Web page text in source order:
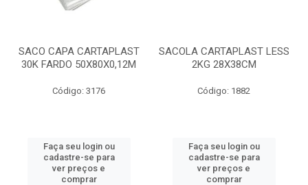
SACO CAPA CARTAPLAST
30K FARDO 50X80X0,12M
Código: 3176
Faça seu login ou
cadastre-se para
ver preços e
comprar
SACOLA CARTAPLAST LESS
2KG 28X38CM
Código: 1882
Faça seu login ou
cadastre-se para
ver preços e
comprar